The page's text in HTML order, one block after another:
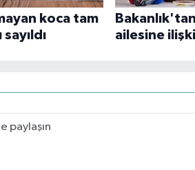
koca tam
ailesine